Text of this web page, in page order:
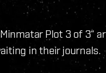
Plot 3 of 3“
in their journals.